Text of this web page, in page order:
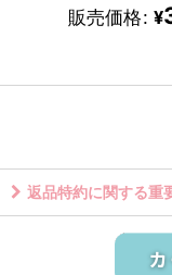
販売価格: ¥
返品特約に関する重